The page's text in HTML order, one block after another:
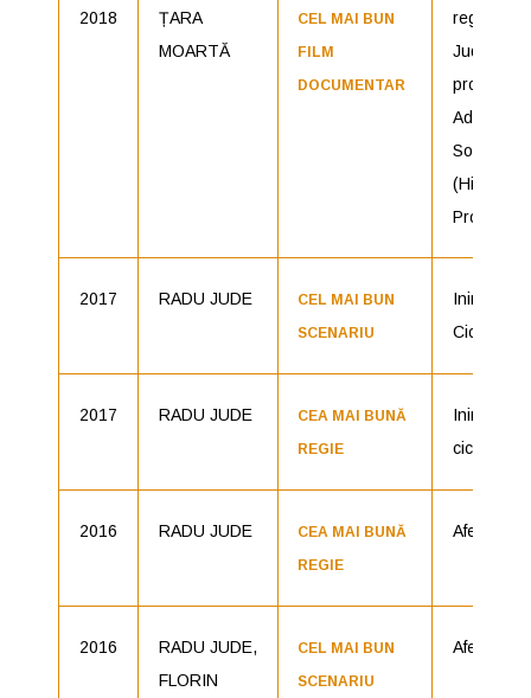
2018
ȚARA
MOARTĂ
CEL MAI BUN
FILM
DOCUMENTAR
regia:
Jude,
Ada
Solomon
(HiFilm
2017 RADU JUDE
CEL MAI BUN
SCENARIU
Inimi
2017 RADU JUDE
CEA MAI BUNĂ
REGIE
Inimi
cicatrizate
2016 RADU JUDE
CEA MAI BUNĂ
REGIE
Aferim!
2016
RADU JUDE,
FLORIN
CEL MAI BUN
SCENARIU
Aferim!